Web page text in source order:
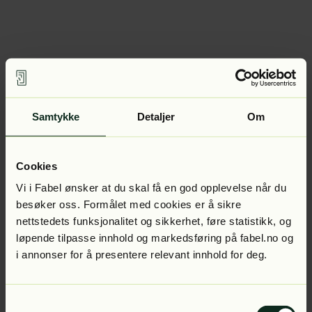
Samtykke Detaljer Om
Cookies
Vi i Fabel ønsker at du skal få en god opplevelse når du
besøker oss. Formålet med cookies er å sikre
nettstedets funksjonalitet og sikkerhet, føre statistikk, og
løpende tilpasse innhold og markedsføring på fabel.no og
i annonser for å presentere relevant innhold for deg.